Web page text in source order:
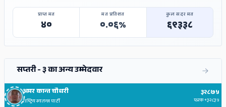
प्राप्त मत
४०
मत प्रतिशत
०.०६%
कुल सदर मत
६९३३८
सप्तरी - ३ का अन्य उम्मेदवार
अमर कान्त चौधरी
राष्ट्रिय स्वतन्त्र पार्टी
३२८७५
फरक+३२८३५